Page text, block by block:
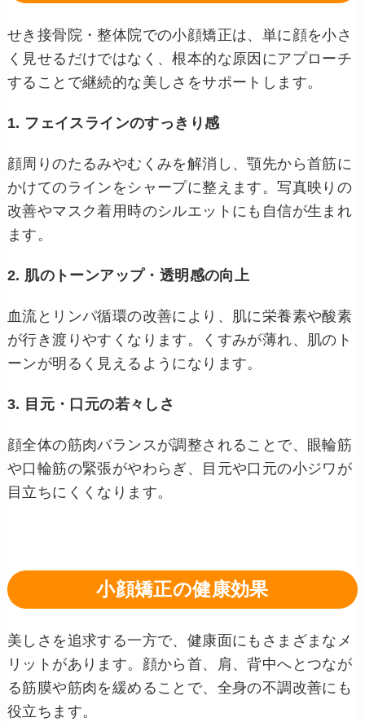
せき接骨院・整体院での小顔矯正は、単に顔を小さ
く見せるだけではなく、根本的な原因にアプローチ
することで継続的な美しさをサポートします。
1. フェイスラインのすっきり感
顔周りのたるみやむくみを解消し、顎先から首筋に
かけてのラインをシャープに整えます。写真映りの
改善やマスク着用時のシルエットにも自信が生まれ
ます。
2. 肌のトーンアップ・透明感の向上
血流とリンパ循環の改善により、肌に栄養素や酸素
が行き渡りやすくなります。くすみが薄れ、肌のト
ーンが明るく見えるようになります。
3. 目元・口元の若々しさ
顔全体の筋肉バランスが調整されることで、眼輪筋
や口輪筋の緊張がやわらぎ、目元や口元の小ジワが
目立ちにくくなります。
小顔矯正の健康効果
美しさを追求する一方で、健康面にもさまざまなメ
リットがあります。顔から首、肩、背中へとつなが
る筋膜や筋肉を緩めることで、全身の不調改善にも
役立ちます。